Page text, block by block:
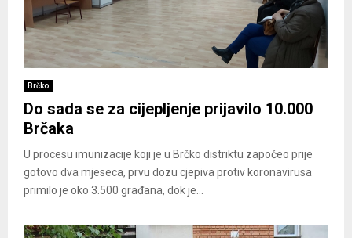
Brčko
Do sada se za cijepljenje prijavilo 10.000
Brčaka
U procesu imunizacije koji je u Brčko distriktu započeo prije
gotovo dva mjeseca, prvu dozu cjepiva protiv koronavirusa
primilo je oko 3.500 građana, dok je...